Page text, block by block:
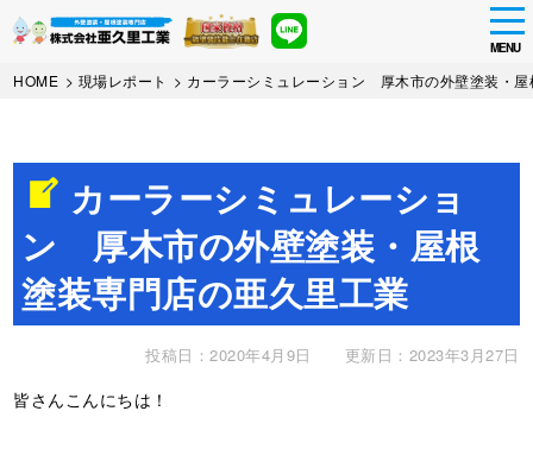
Skip
MENU
HOME > 現場レポート > カーラーシミュレーション 厚木市の外壁塗装・
カーラーシミュレーショ
ン 厚木市の外壁塗装・屋根
塗装専門店の亜久里工業
投稿日：2020年4月9日 更新日：2023年3月27日
皆さんこんにちは！